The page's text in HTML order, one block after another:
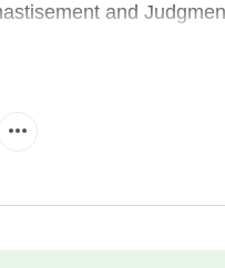
and
Doesn't God
investigate this
the mystery of the